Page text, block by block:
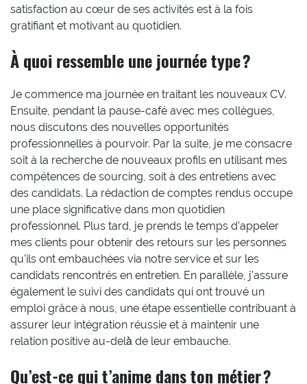
satisfaction au cœur de ses activités est à la fois
gratifiant et motivant au quotidien.
À quoi ressemble une journée type ?
Je commence ma journée en traitant les nouveaux CV.
Ensuite, pendant la pause-café avec mes collègues,
nous discutons des nouvelles opportunités
professionnelles à pourvoir. Par la suite, je me consacre
soit à la recherche de nouveaux profils en utilisant mes
compétences de sourcing, soit à des entretiens avec
des candidats. La rédaction de comptes rendus occupe
une place significative dans mon quotidien
professionnel. Plus tard, je prends le temps d’appeler
mes clients pour obtenir des retours sur les personnes
qu’ils ont embauchées via notre service et sur les
candidats rencontrés en entretien. En parallèle, j’assure
également le suivi des candidats qui ont trouvé un
emploi grâce à nous, une étape essentielle contribuant à
assurer leur intégration réussie et à maintenir une
relation positive au-delà̀ de leur embauche.
Qu’est-ce qui t’anime dans ton métier ?